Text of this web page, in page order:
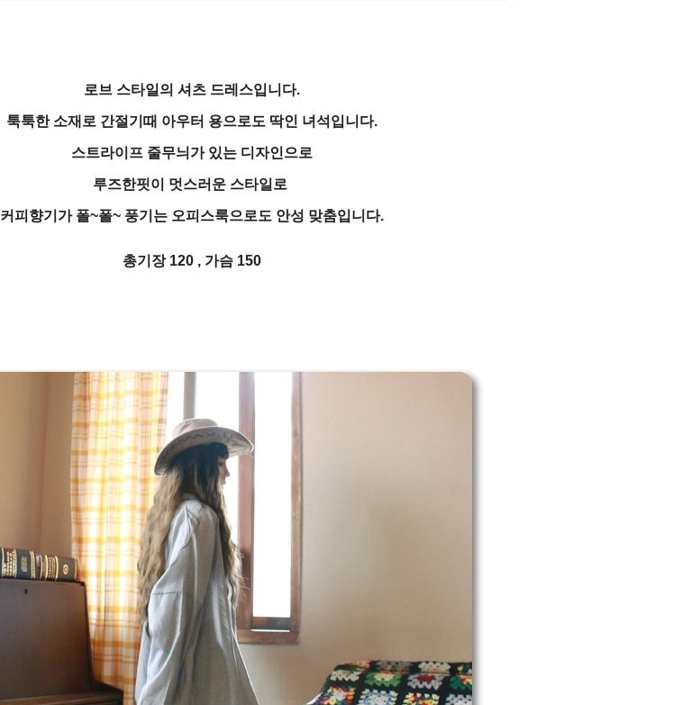
로브 스타일의 셔츠 드레스입니다.
툭툭한 소재로 간절기때 아우터 용으로도 딱인 녀석입니다.
스트라이프 줄무늬가 있는 디자인으로
루즈한핏이 멋스러운 스타일로
커피향기가 폴~폴~ 풍기는 오피스룩으로도 안성 맞춤입니다.
총기장 120 , 가슴 150